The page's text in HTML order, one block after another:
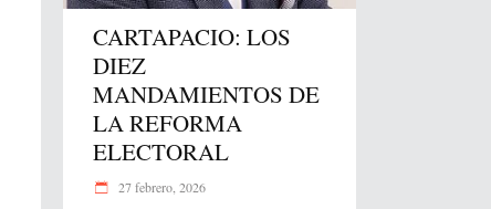
CARTAPACIO: LOS
DIEZ
MANDAMIENTOS DE
LA REFORMA
ELECTORAL
27 febrero, 2026